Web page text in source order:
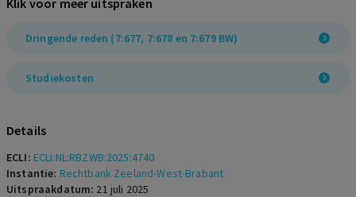
Klik voor meer uitspraken
Dringende reden (7:677, 7:678 en 7:679 BW)
Studiekosten
Details
ECLI: ECLI:NL:RBZWB:2025:4740
Instantie: Rechtbank Zeeland-West-Brabant
Uitspraakdatum: 21 juli 2025